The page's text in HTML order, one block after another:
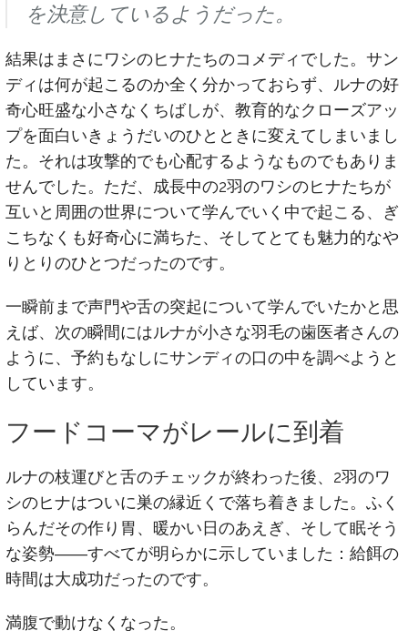
を決意しているようだった。
結果はまさにワシのヒナたちのコメディでした。サン
ディは何が起こるのか全く分かっておらず、ルナの好
奇心旺盛な小さなくちばしが、教育的なクローズアッ
プを面白いきょうだいのひとときに変えてしまいまし
た。それは攻撃的でも心配するようなものでもありま
せんでした。ただ、成長中の2羽のワシのヒナたちが
互いと周囲の世界について学んでいく中で起こる、ぎ
こちなくも好奇心に満ちた、そしてとても魅力的なや
りとりのひとつだったのです。
一瞬前まで声門や舌の突起について学んでいたかと思
えば、次の瞬間にはルナが小さな羽毛の歯医者さんの
ように、予約もなしにサンディの口の中を調べようと
しています。
フードコーマがレールに到着
ルナの枝運びと舌のチェックが終わった後、2羽のワ
シのヒナはついに巣の縁近くで落ち着きました。ふく
らんだその作り胃、暖かい日のあえぎ、そして眠そう
な姿勢――すべてが明らかに示していました：給餌の
時間は大成功だったのです。
満腹で動けなくなった。